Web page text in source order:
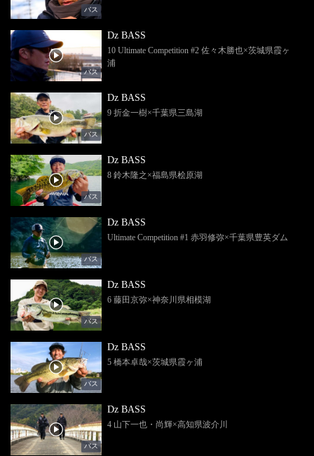
バス
バス
Dz BASS
10 Ultimate Competition #2 佐々木勝也×茨城県霞ヶ
浦
バス
Dz BASS
9 折金一樹×千葉県三島湖
バス
Dz BASS
8 鈴木隆之×福島県桧原湖
バス
Dz BASS
Ultimate Competition #1 赤羽修弥×千葉県豊英ダム
バス
Dz BASS
6 藤田京弥×神奈川県相模湖
バス
Dz BASS
5 橋本卓哉×茨城県霞ヶ浦
バス
Dz BASS
4 山下一也・尚輝×高知県波介川